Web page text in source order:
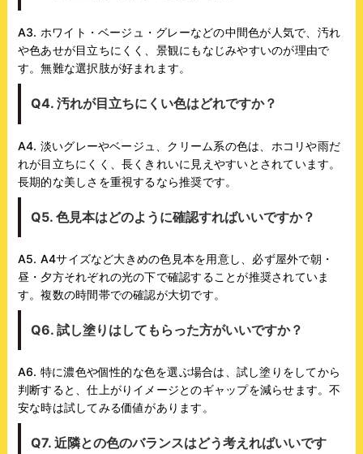
A3. ホワイト・ベージュ・グレーなどの中間色が人気で、汚れ
や色あせが目立ちにくく、景観にもなじみやすいのが理由で
す。無難な選択肢が好まれます。
Q4. 汚れが目立ちにくい色はどれですか？
A4. 淡いグレーやベージュ、クリーム系の色は、ホコリや雨だ
れが目立ちにくく、長くきれいに見えやすいとされています。
長期的な美しさを重視するなら推奨です。
Q5. 色見本はどのように確認すればいいですか？
A5. A4サイズなど大きめの色見本を用意し、必ず屋外で朝・
昼・夕方それぞれの光の下で確認することが推奨されていま
す。複数の時間帯での確認が大切です。
Q6. 試し塗りはしてもらった方がいいですか？
A6. 特に濃色や個性的な色を選ぶ場合は、試し塗りをしてから
判断すると、仕上がりイメージとのギャップを減らせます。不
安な時は試してみる価値があります。
Q7. 近隣との色のバランスはどう考えればいいです